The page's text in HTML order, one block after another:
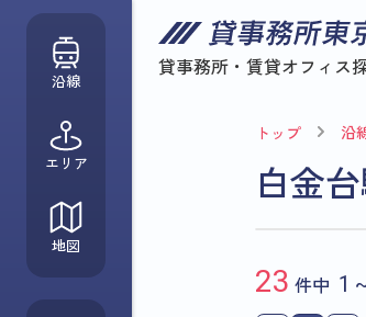
貸事務所・賃貸オフィス
沿線
エリア
地図
トップ 沿
白金
23 件中